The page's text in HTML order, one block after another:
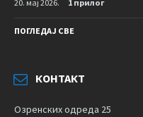
20. мај 2026. 1 прилог
ПОГЛЕДАЈ СВЕ
КОНТАКТ
Озренских одреда 25